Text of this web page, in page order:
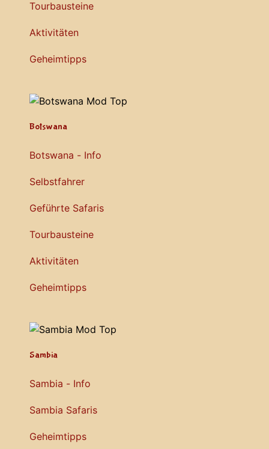
Tourbausteine
Aktivitäten
Geheimtipps
Botswana
Botswana - Info
Selbstfahrer
Geführte Safaris
Tourbausteine
Aktivitäten
Geheimtipps
Sambia
Sambia - Info
Sambia Safaris
Geheimtipps